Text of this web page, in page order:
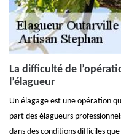
La difficulté de
l’élagueur
Un élagage est une opération
part des élagueurs
dans des conditions difficiles